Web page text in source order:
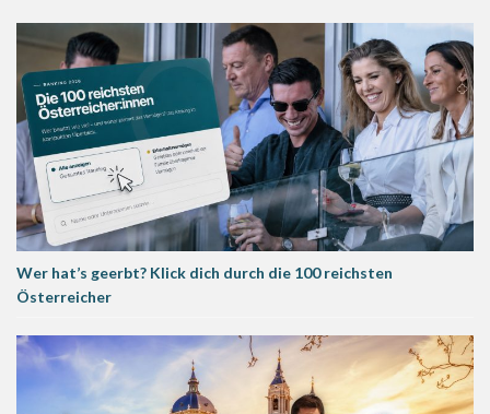
Wer hat’s geerbt? Klick dich durch die 100 reichsten
Österreicher